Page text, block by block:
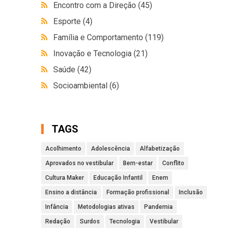
Encontro com a Direção(45)
Esporte(4)
Família e Comportamento(119)
Inovação e Tecnologia(21)
Saúde(42)
Socioambiental(6)
TAGS
Acolhimento Adolescência Alfabetização
Aprovados no vestibular Bem-estar Conflito
Cultura Maker Educação Infantil Enem
Ensino a distância Formação profissional Inclusão
Infância Metodologias ativas Pandemia
Redação Surdos Tecnologia Vestibular